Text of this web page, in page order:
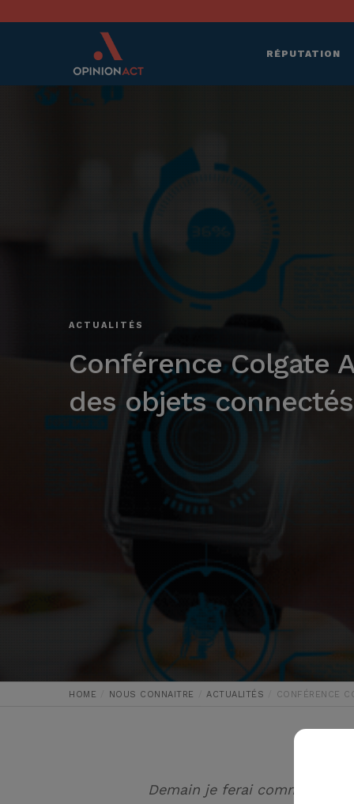
RÉPUTATION
ACTUALITÉS
Conférence Colgate
des objets connectés
HOME NOUS CONNAITRE ACTUALITÉS CONFÉRENCE
Demain je ferai comment et